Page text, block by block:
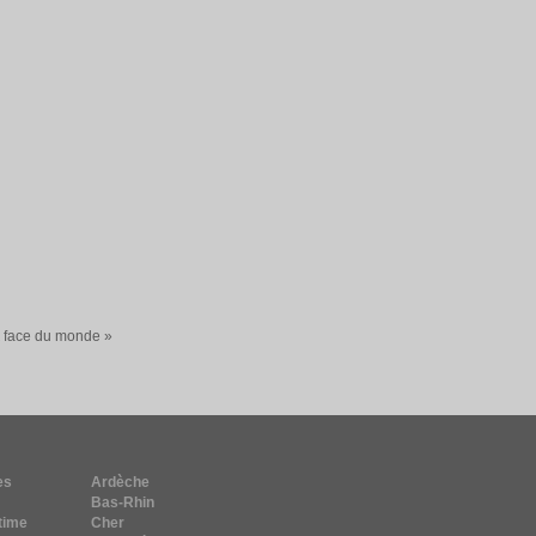
du monde »
Ardèche
Bas-Rhin
Cher